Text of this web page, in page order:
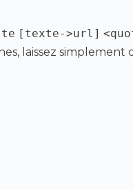
[texte->url]
laissez simplement